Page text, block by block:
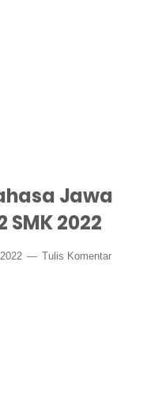
Jawa
SMK 2022
Tulis Komentar